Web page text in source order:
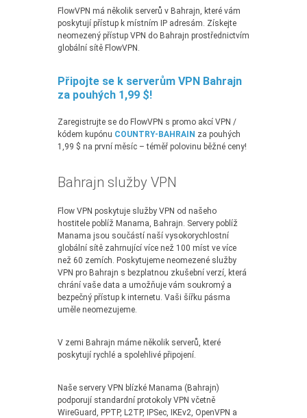
FlowVPN má několik serverů v Bahrajn, které vám
poskytují přístup k místním IP adresám. Získejte
neomezený přístup VPN do Bahrajn prostřednictvím
globální sítě FlowVPN.
Připojte se k serverům VPN Bahrajn
za pouhých 1,99 $!
Zaregistrujte se do FlowVPN s promo akcí VPN /
kódem kupónu COUNTRY-BAHRAIN za pouhých
1,99 $ na první měsíc – téměř polovinu běžné ceny!
Bahrajn služby VPN
Flow VPN poskytuje služby VPN od našeho
hostitele poblíž Manama, Bahrajn. Servery poblíž
Manama jsou součástí naší vysokorychlostní
globální sítě zahrnující více než 100 míst ve více
než 60 zemích. Poskytujeme neomezené služby
VPN pro Bahrajn s bezplatnou zkušební verzí, která
chrání vaše data a umožňuje vám soukromý a
bezpečný přístup k internetu. Vaši šířku pásma
uměle neomezujeme.
V zemi Bahrajn máme několik serverů, které
poskytují rychlé a spolehlivé připojení.
Naše servery VPN blízké Manama (Bahrajn)
podporují standardní protokoly VPN včetně
WireGuard, PPTP, L2TP, IPSec, IKEv2, OpenVPN a